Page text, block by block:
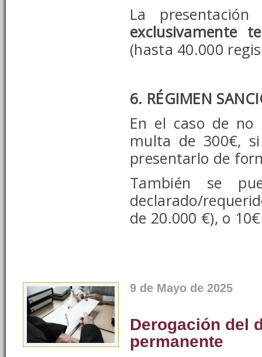
La
exclusivamente
(hasta 40.000
6. RÉGIMEN
En el caso de no
multa de 300€,
presentarlo de
También se
declarado/
de 20.000 €), o
9 de Mayo de 2025
Derogación del
permanente